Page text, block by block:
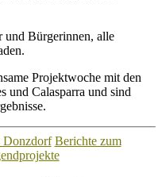
und Bürgerinnen, alle
Projektwoche mit den
und Calasparra und sind
Donzdorf Berichte zum